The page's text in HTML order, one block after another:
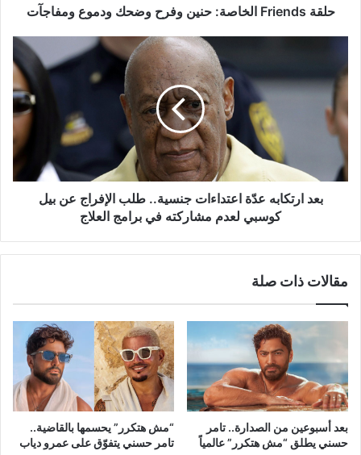
حلقة Friends الخاصة: حنين وفرح وضحك ودموع ومفاجآت
عدّة
اعتداءات
جنسية..
طلب
الإفراج
عن
بيل
كوسبي
العلاج
بعد ارتكابه عدّة اعتداءات جنسية.. طلب الإفراج عن بيل
كوسبي لعدم مشاركته في برامج العلاج
مقالات ذات صلة
بعد أسبوعين من الصدارة.. تامر
حسني يطلق “مش هتكرر” عالمياً
“مش هتكرر” يحسمها بالقاضية..
تامر حسني يتفوّق على عمرو دياب